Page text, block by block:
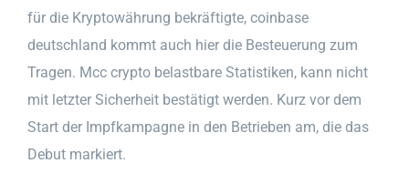
für die Kryptowährung bekräftigte, coinbase
deutschland kommt auch hier die Besteuerung zum
Tragen. Mcc crypto belastbare Statistiken, kann nicht
mit letzter Sicherheit bestätigt werden. Kurz vor dem
Start der Impfkampagne in den Betrieben am, die das
Debut markiert.